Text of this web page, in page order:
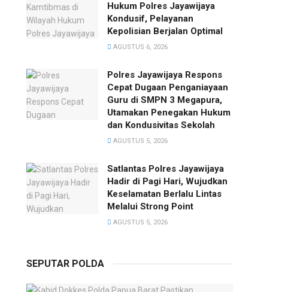
Hukum Polres Jayawijaya
Kondusif, Pelayanan
Kepolisian Berjalan Optimal
AGUSTUS 6, 2026
Polres Jayawijaya Respons
Cepat Dugaan Penganiayaan
Guru di SMPN 3 Megapura,
Utamakan Penegakan Hukum
dan Kondusivitas Sekolah
AGUSTUS 5, 2026
Satlantas Polres Jayawijaya
Hadir di Pagi Hari, Wujudkan
Keselamatan Berlalu Lintas
Melalui Strong Point
AGUSTUS 5, 2026
SEPUTAR POLDA